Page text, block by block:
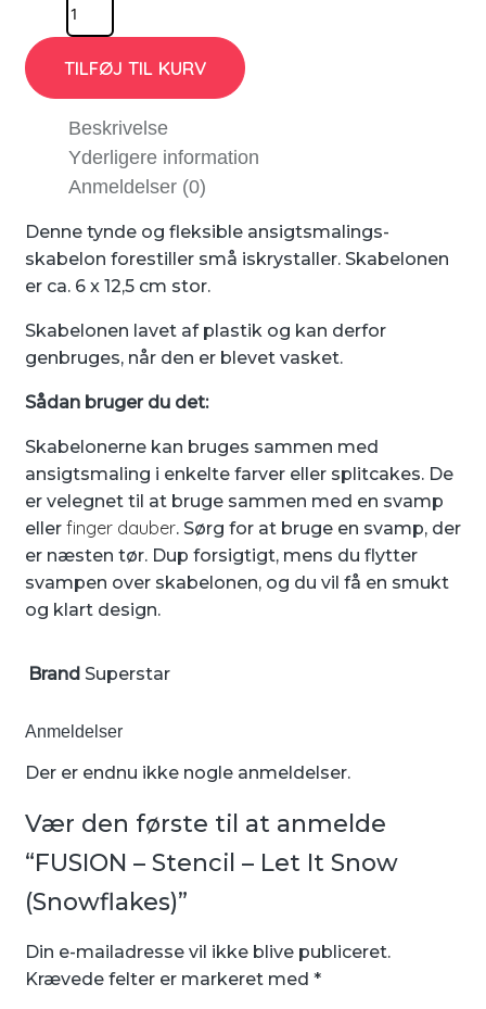
TILFØJ TIL KURV
Beskrivelse
Yderligere information
Anmeldelser (0)
Denne tynde og fleksible ansigtsmalings-
skabelon forestiller små iskrystaller. Skabelonen
er ca. 6 x 12,5 cm stor.
Skabelonen lavet af plastik og kan derfor
genbruges, når den er blevet vasket.
Sådan bruger du det:
Skabelonerne kan bruges sammen med
ansigtsmaling i enkelte farver eller splitcakes. De
er velegnet til at bruge sammen med en svamp
eller finger dauber. Sørg for at bruge en svamp, der
er næsten tør. Dup forsigtigt, mens du flytter
svampen over skabelonen, og du vil få en smukt
og klart design.
Brand Superstar
Anmeldelser
Der er endnu ikke nogle anmeldelser.
Vær den første til at anmelde
“FUSION – Stencil – Let It Snow
(Snowflakes)”
Din e-mailadresse vil ikke blive publiceret.
Krævede felter er markeret med *